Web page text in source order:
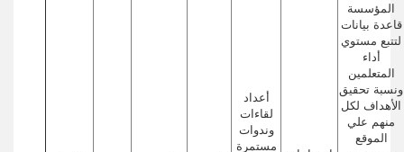
المؤسسة
قاعدة بيانات
لتتبع مستوي
أداء
المتعلمين
ونسبة تحقيق
الأهداف لكل
منهم علي
الموقع
أعداد
لقاءات
وندوات
مستمرة